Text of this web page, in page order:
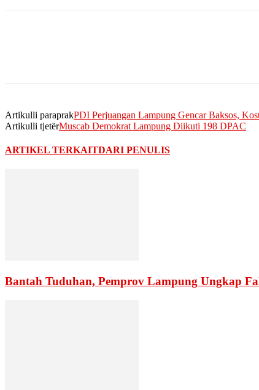
Artikulli paraprakPDI Perjuangan Lampung Gencar Baksos,
Artikulli tjetërMuscab Demokrat Lampung Diikuti 198 DPAC
ARTIKEL TERKAITDARI PENULIS
Bantah Tuduhan, Pemprov Lampung Ungkap